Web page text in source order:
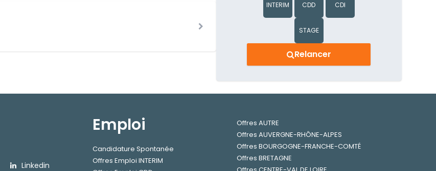
INTERIM CDD CDI
STAGE
Relancer
Linkedin
Emploi
Candidature Spontanée
Offres Emploi INTERIM
Offres AUTRE
Offres AUVERGNE-RHÔNE-ALPES
Offres BOURGOGNE-FRANCHE-COMTÉ
Offres BRETAGNE